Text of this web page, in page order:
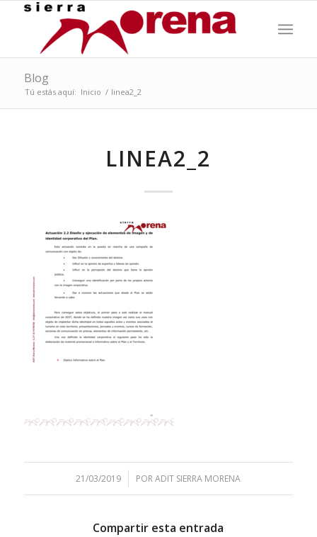
Blog
Tú estás aquí: Inicio / linea2_2
LINEA2_2
21/03/2019
/ PORADIT SIERRA MORENA
Compartir esta entrada